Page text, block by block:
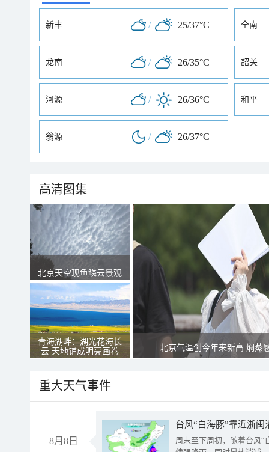
新丰 / 25/37°C 全南
龙南 / 26/35°C 韶关
河源 / 26/36°C 和平
翁源 / 26/37°C
高清图集
北京天空现鱼鳞云景观
青海湖畔：湖光花海长
云 天地铺成明亮画卷
北京气温创今年来新高 焖蒸
重大天气事件
8月8日
台风“白海豚”靠近浙
周末至下周初，随着台风“